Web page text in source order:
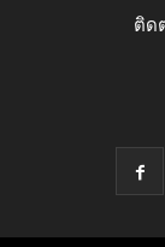
ติด